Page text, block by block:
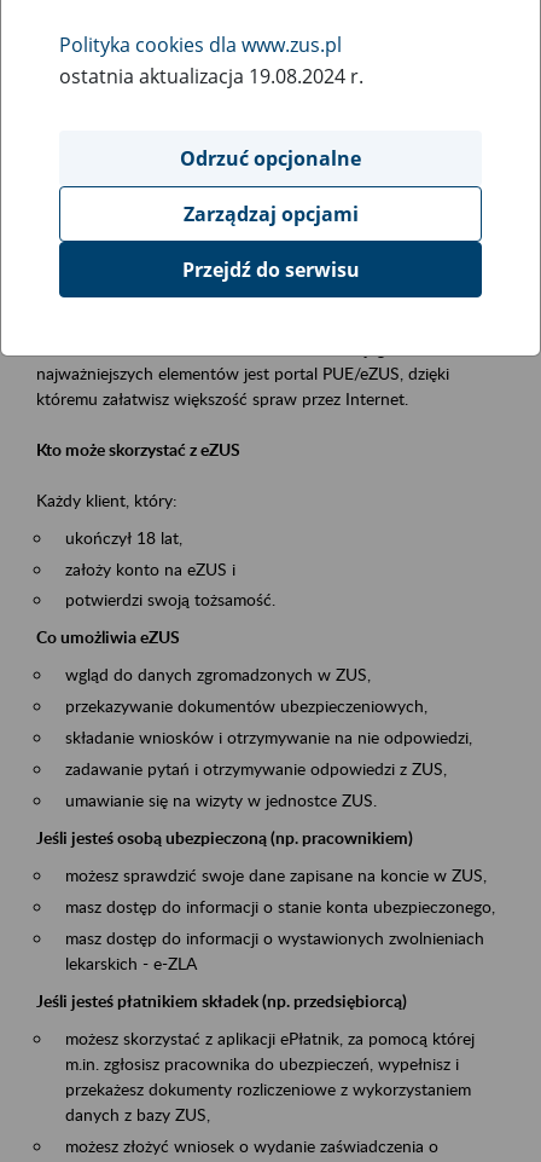
Rodzaj wydarzenia
Szkolenia
Obszar merytoryczny
obsługa klientów
Opis wydarzenia
Platforma Usług Elektronicznych ZUS eZUS
najważniejszych elementów jest portal PUE/eZUS, dzięki
któremu załatwisz większość spraw przez Internet.
Kto może skorzystać z eZUS
Każdy klient, który:
ukończył 18 lat,
założy konto na eZUS i
potwierdzi swoją tożsamość.
Co umożliwia eZUS
wgląd do danych zgromadzonych w ZUS,
przekazywanie dokumentów ubezpieczeniowych,
składanie wniosków i otrzymywanie na nie odpowiedzi,
zadawanie pytań i otrzymywanie odpowiedzi z ZUS,
umawianie się na wizyty w jednostce ZUS.
Jeśli jesteś osobą ubezpieczoną (np. pracownikiem)
możesz sprawdzić swoje dane zapisane na koncie w ZUS,
masz dostęp do informacji o stanie konta ubezpieczonego,
masz dostęp do informacji o wystawionych zwolnieniach
lekarskich - e-ZLA
Jeśli jesteś płatnikiem składek (np. przedsiębiorcą)
możesz skorzystać z aplikacji ePłatnik, za pomocą której
m.in. zgłosisz pracownika do ubezpieczeń, wypełnisz i
przekażesz dokumenty rozliczeniowe z wykorzystaniem
danych z bazy ZUS,
możesz złożyć wniosek o wydanie zaświadczenia o
Polityka cookies dla www.zus.pl
ostatnia aktualizacja 19.08.2024 r.
Odrzuć opcjonalne
Zarządzaj opcjami
Przejdź do serwisu